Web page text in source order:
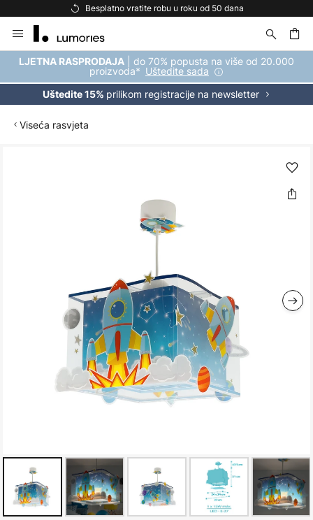
vratite robu u roku od 50 dana
to
Content
LJETNA RASPRODAJA | do 70% popusta na više od 20.000
proizvoda* Uštedite sada
Uštedite 15% prilikom registracije na newsletter
Viseća rasvjeta